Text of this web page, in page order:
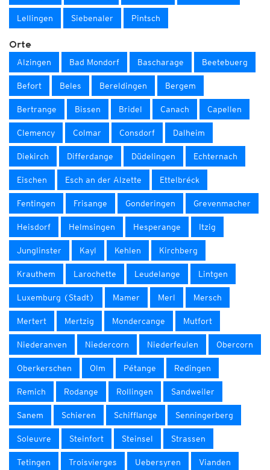
Lellingen Siebenaler Pintsch
Orte
Alzingen Bad Mondorf Bascharage Beetebuerg
Befort Beles Bereldingen Bergem
Bertrange Bissen Bridel Canach Capellen
Clemency Colmar Consdorf Dalheim
Diekirch Differdange Düdelingen Echternach
Eischen Esch an der Alzette Ettelbréck
Fentingen Frisange Gonderingen Grevenmacher
Heisdorf Helmsingen Hesperange Itzig
Junglinster Kayl Kehlen Kirchberg
Krauthem Larochette Leudelange Lintgen
Luxemburg (Stadt) Mamer Merl Mersch
Mertert Mertzig Mondercange Mutfort
Niederanven Niedercorn Niederfeulen Obercorn
Oberkerschen Olm Pétange Redingen
Remich Rodange Rollingen Sandweiler
Sanem Schieren Schifflange Senningerberg
Soleuvre Steinfort Steinsel Strassen
Tetingen Troisvierges Uebersyren Vianden